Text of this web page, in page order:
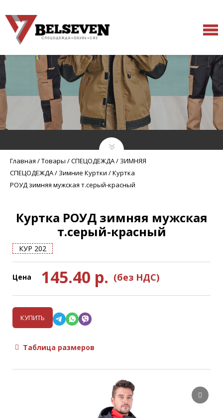
Главная /Товары /СПЕЦОДЕЖДА/ ЗИМНЯЯ
СПЕЦОДЕЖДА/ Зимние Куртки /Куртка
РОУД зимняя мужская т.серый-красный
Куртка РОУД зимняя мужская
т.серый-красный
КУР 202
Цена 145.40 р. (без НДС)
КУПИТЬ
Таблица размеров